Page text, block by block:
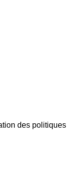
des politiques